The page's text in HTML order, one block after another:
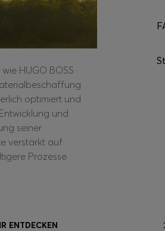
HUGO BOSS
optimiert und
und
seiner
verstärkt auf
Prozesse
ENTDECKEN